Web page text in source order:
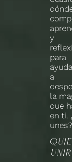
y
para
a
la
que
en ti.
unes?